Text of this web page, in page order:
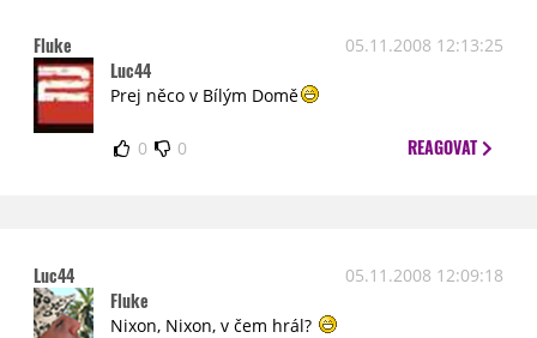
Fluke 05.11.2008 12:13:25
Luc44
Prej něco v Bílým Domě
0 0 REAGOVAT
Luc44 05.11.2008 12:09:18
Fluke
Nixon, Nixon, v čem hrál?